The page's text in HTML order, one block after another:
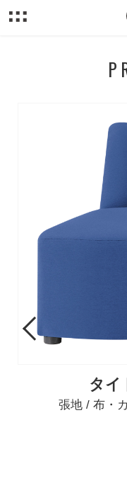
Previous
タイ
張地 / 布・